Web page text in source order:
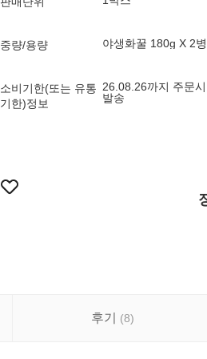
중량/용량 야생화꿀 180g X 2
소비기한(또는 유통
기한)정보
26.08.26까지 주문
발송
후기 (8)